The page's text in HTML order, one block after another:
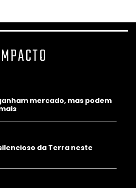
mercado, mas podem
da Terra neste